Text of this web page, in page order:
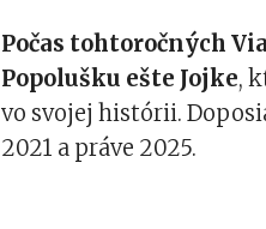
Počas tohtoročných
Popolušku ešte Jojke,
vo svojej histórii.
2021 a práve 2025.